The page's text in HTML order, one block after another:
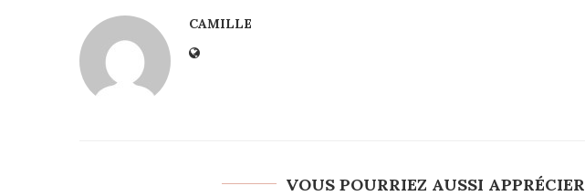
CAMILLE
VOUS POURRIEZ AUSSI APPRÉCIER